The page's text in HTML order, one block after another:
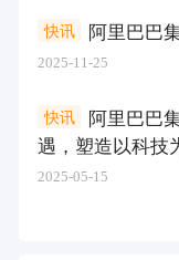
阿里巴巴
快讯
2025-11-25
阿里巴巴
遇，塑造以科技
快讯
2025-05-15